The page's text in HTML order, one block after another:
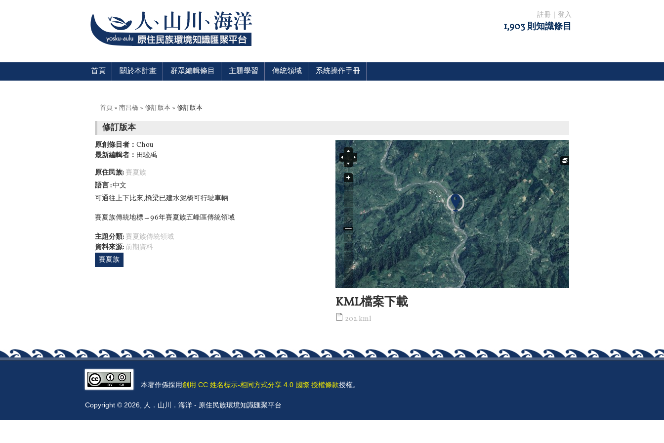
註冊 登入
1,903 則知識條目
首頁 關於本計畫 群眾編輯條目 主題學習 傳統領域 系統操作手冊
您在這裡
首頁 » 南昌橋 » 修訂版本 » 修訂版本
修訂版本
原創條目者： Chou
最新編輯者： 田駿禹
原住民族: 賽夏族
語言 中文
可通往上下比來,橋梁已建水泥橋可行駛車輛
賽夏族傳統地標→96年賽夏族五峰區傳統領域
主題分類: 賽夏族傳統領域
資料來源:前期資料
賽夏族
KML檔案下載
202.kml
本著作係採用創用 CC 姓名標示-相同方式分享 4.0 國際 授權條款授權。
Copyright © 2026, 人．山川．海洋 - 原住民族環境知識匯聚平台